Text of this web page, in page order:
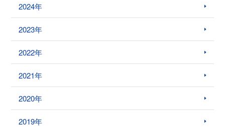
2024年
2023年
2022年
2021年
2020年
2019年